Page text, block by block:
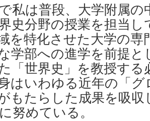
私は普段、大学附属の
史分野の授業を担当
を特化させた大学の専
学部への進学を前提と
「世界史」を教授す
はいわゆる近年の「
もたらした成果を吸
努めている。